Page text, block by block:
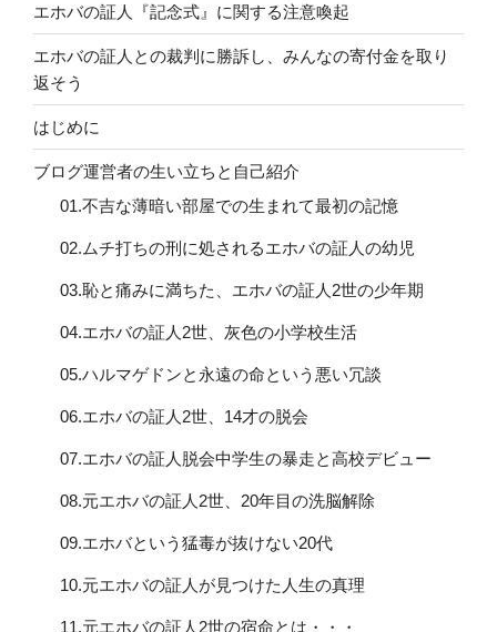
エホバの証人『記念式』に関する注意喚起
エホバの証人との裁判に勝訴し、みんなの寄付金を取り
返そう
はじめに
ブログ運営者の生い立ちと自己紹介
01.不吉な薄暗い部屋での生まれて最初の記憶
02.ムチ打ちの刑に処されるエホバの証人の幼児
03.恥と痛みに満ちた、エホバの証人2世の少年期
04.エホバの証人2世、灰色の小学校生活
05.ハルマゲドンと永遠の命という悪い冗談
06.エホバの証人2世、14才の脱会
07.エホバの証人脱会中学生の暴走と高校デビュー
08.元エホバの証人2世、20年目の洗脳解除
09.エホバという猛毒が抜けない20代
10.元エホバの証人が見つけた人生の真理
11.元エホバの証人2世の宿命とは・・・